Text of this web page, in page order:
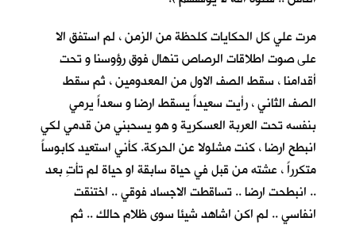
مرت علي كل الحكايات كلحظة من الزمن ، لم استفق الا
على صوت اطلاقات الرصاص تنهال فوق رؤوسنا و تحت
أقدامنا ، سقط الصف الاول من المعدومين ، ثم سقط
الصف الثاني ، رأيت سعيداً يسقط ارضا و سعداً يرمي
بنفسه تحت العربة العسكرية و هو يسحبني من قدمي لكي
انبطح ارضا ، كنت مشلولا عن الحركة. كأني استعيد كابوساً
متكرراً ، عشته من قبل في حياة سابقة او حياة لم تأتِ بعد
.. انبطحت ارضا .. تساقطت الاجساد فوقي .. اختنقت
انفاسي .. لم اكن اشاهد شيئا سوى ظلام حالك .. ثم